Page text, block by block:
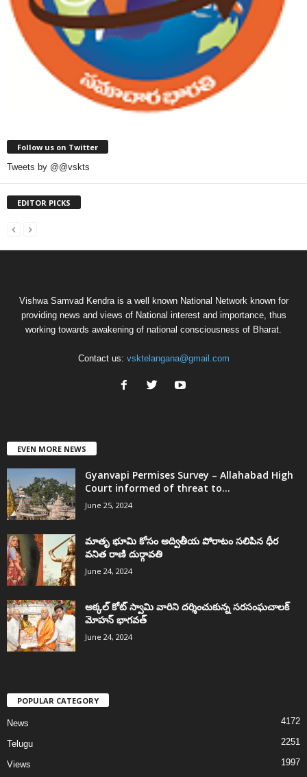
Follow us on Twitter
Tweets by @@vskts
EDITOR PICKS
Vishwa Samvad Kendra is a well known National Network known for
providing news and views of National interest and importance, thus
working towards awakening of national consciousness of Bharat.
Contact us: vsktelangana@gmail.com
EVEN MORE NEWS
Gyanvapi Permises Survey – Allahabad High
Court informed of threat to...
June 25, 2024
మాతృ భూమి కోసం అద్వితీయ పోరాటం సలిపిన ధీర
వనిత రాణి దుర్గావతి
June 24, 2024
అక్కల్‌ కోట్‌ స్వామి వారిని దర్శించుకున్న సరసంఘచాలక్
మోహన్ భాగవత్
June 24, 2024
POPULAR CATEGORY
News 4172
Telugu 2251
Views 1997